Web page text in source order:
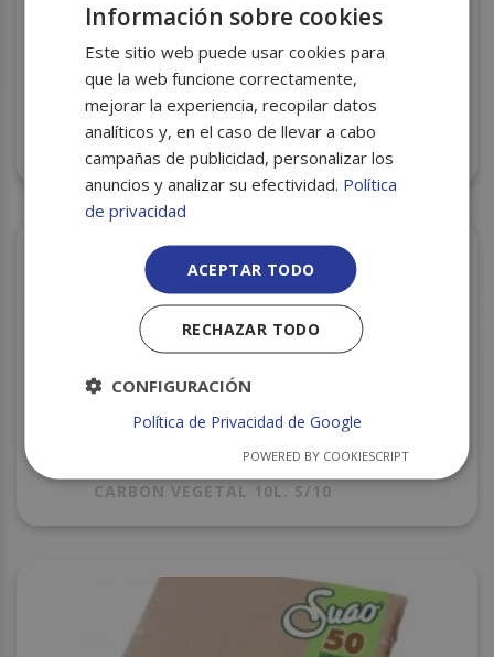
PAPEL PERLA SIN COLA 40X60 C/30
CARBON VEGETAL 10L. S/10
Información sobre cookies
Este sitio web puede usar cookies para
que la web funcione correctamente,
mejorar la experiencia, recopilar datos
analíticos y, en el caso de llevar a cabo
campañas de publicidad, personalizar los
anuncios y analizar su efectividad. Política
de privacidad
ACEPTAR TODO
RECHAZAR TODO
CONFIGURACIÓN
Política de Privacidad de Google
POWERED BY COOKIESCRIPT